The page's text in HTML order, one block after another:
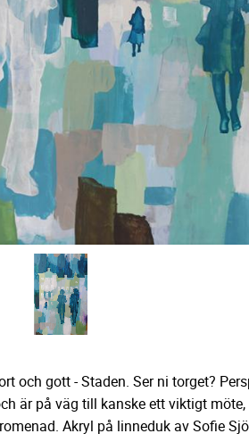
och gott - Staden. Ser ni torget?
är på väg till kanske ett viktigt
Akryl på linneduk av Sofie